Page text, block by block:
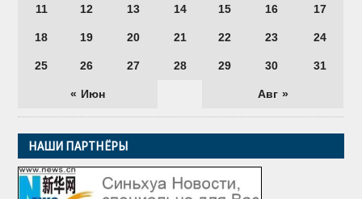
« Июн Авг »
11 12 13 14 15 16 17
18 19 20 21 22 23 24
25 26 27 28 29 30 31
НАШИ ПАРТНЁРЫ